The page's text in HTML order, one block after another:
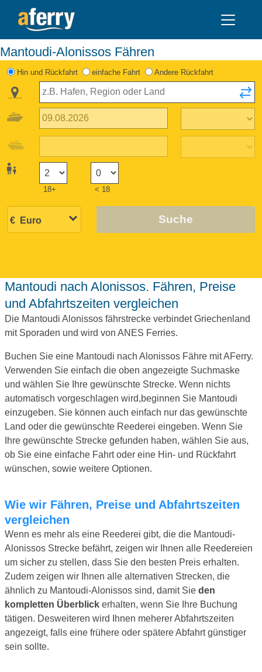
Mantoudi-Alonissos Fähren
Hin und Rückfahrt einfache Fahrt Andere Rückfahrt
18+ < 18
Suche
Mantoudi nach Alonissos. Fähren, Preise
und Abfahrtszeiten vergleichen
Die Mantoudi Alonissos fährstrecke verbindet Griechenland
mit Sporaden und wird von ANES Ferries.
Buchen Sie eine Mantoudi nach Alonissos Fähre mit AFerry.
Verwenden Sie einfach die oben angezeigte Suchmaske
und wählen Sie Ihre gewünschte Strecke. Wenn nichts
automatisch vorgeschlagen wird,beginnen Sie Mantoudi
einzugeben. Sie können auch einfach nur das gewünschte
Land oder die gewünschte Reederei eingeben. Wenn Sie
Ihre gewünschte Strecke gefunden haben, wählen Sie aus,
ob Sie eine einfache Fahrt oder eine Hin- und Rückfahrt
wünschen, sowie weitere Optionen.
Wie wir Fähren, Preise und Abfahrtszeiten
vergleichen
Wenn es mehr als eine Reederei gibt, die die Mantoudi-
Alonissos Strecke befährt, zeigen wir Ihnen alle Reedereien
um sicher zu stellen, dass Sie den besten Preis erhalten.
Zudem zeigen wir Ihnen alle alternativen Strecken, die
ähnlich zu Mantoudi-Alonissos sind, damit Sie den
kompletten Überblick erhalten, wenn Sie Ihre Buchung
tätigen. Desweiteren wird Ihnen meherer Abfahrtszeiten
angezeigt, falls eine frühere oder spätere Abfahrt günstiger
sein sollte.